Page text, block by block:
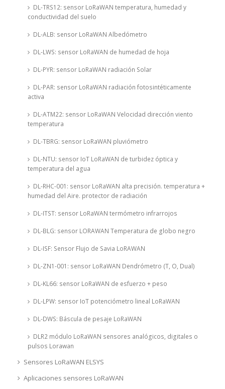
DL-TRS12: sensor LoRaWAN temperatura, humedad y
conductividad del suelo
DL-ALB: sensor LoRaWAN Albedómetro
DL-LWS: sensor LoRaWAN de humedad de hoja
DL-PYR: sensor LoRaWAN radiación Solar
DL-PAR: sensor LoRaWAN radiación fotosintéticamente
activa
DL-ATM22: sensor LoRaWAN Velocidad dirección viento
temperatura
DL-TBRG: sensor LoRaWAN pluviómetro
DL-NTU: sensor IoT LoRaWAN de turbidez óptica y
temperatura del agua
DL-RHC-001: sensor LoRaWAN alta precisión. temperatura +
humedad del Aire. protector de radiación
DL-ITST: sensor LoRaWAN termómetro infrarrojos
DL-BLG: sensor LORAWAN Temperatura de globo negro
DL-ISF: Sensor Flujo de Savia LoRAWAN
DL-ZN1-001: sensor LoRaWAN Dendrómetro (T, O, Dual)
DL-KL66: sensor LoRaWAN de esfuerzo + peso
DL-LPW: sensor IoT potenciómetro lineal LoRaWAN
DL-DWS: Báscula de pesaje LoRaWAN
DLR2 módulo LoRaWAN sensores analógicos, digitales o
pulsos Lorawan
Sensores LoRaWAN ELSYS
Aplicaciones sensores LoRaWAN